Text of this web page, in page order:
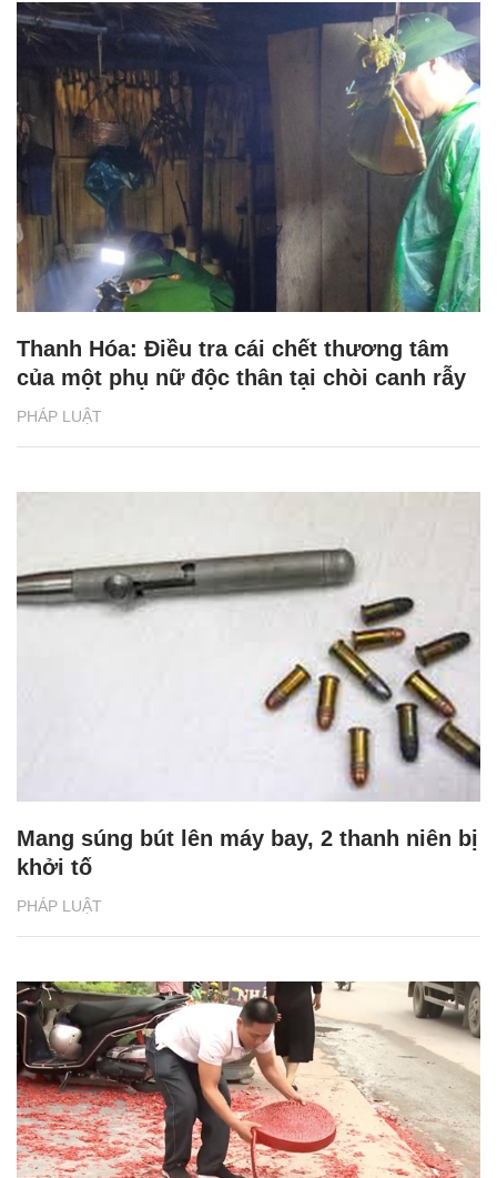
PHÁP LUẬT
Thanh Hóa: Điều tra cái chết thương tâm
của một phụ nữ độc thân tại chòi canh rẫy
PHÁP LUẬT
Mang súng bút lên máy bay, 2 thanh niên bị
khởi tố